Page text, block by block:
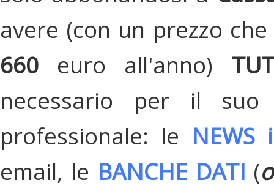
avere (con un prezzo
660 euro all'anno)
necessario per il suo
professionale: le
email, le BANCHE DATI (